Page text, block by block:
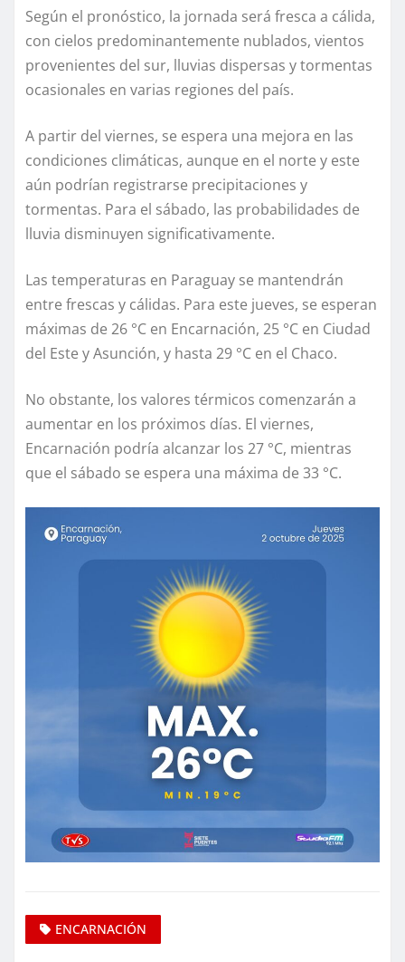
Según el pronóstico, la jornada será fresca a cálida,
con cielos predominantemente nublados, vientos
provenientes del sur, lluvias dispersas y tormentas
ocasionales en varias regiones del país.
A partir del viernes, se espera una mejora en las
condiciones climáticas, aunque en el norte y este
aún podrían registrarse precipitaciones y
tormentas. Para el sábado, las probabilidades de
lluvia disminuyen significativamente.
Las temperaturas en Paraguay se mantendrán
entre frescas y cálidas. Para este jueves, se esperan
máximas de 26 °C en Encarnación, 25 °C en Ciudad
del Este y Asunción, y hasta 29 °C en el Chaco.
No obstante, los valores térmicos comenzarán a
aumentar en los próximos días. El viernes,
Encarnación podría alcanzar los 27 °C, mientras
que el sábado se espera una máxima de 33 °C.
ENCARNACIÓN